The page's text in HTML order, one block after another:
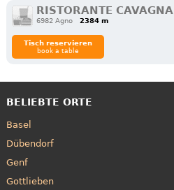
RISTORANTE CAVAGNA
6982 Agno 2384 m
Tisch reservieren
book a table
BELIEBTE ORTE
Basel
Dübendorf
Genf
Gottlieben